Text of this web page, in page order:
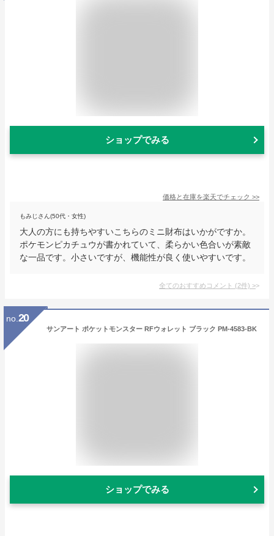
ショップでみる
価格と在庫を楽天でチェック >>
もみじさん(50代・女性)
大人の方にも持ちやすいこちらのミニ財布はいかがですか。
ポケモンピカチュウが書かれていて、柔らかい色合いが素敵
な一品です。小さいですが、機能性が良く使いやすいです。
全てのおすすめコメント (2件) >
no. 20
サンアート ポケットモンスター RFウォレット ブラック PM-4583-BK
ショップでみる